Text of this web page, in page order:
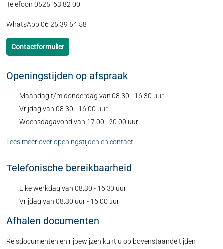
Telefoon 0525 63 82 00
WhatsApp 06 25 39 54 58
Contactformulier
Openingstijden op afspraak
Maandag t/m donderdag van 08.30 - 16.30 uur
Vrijdag van 08.30 - 16.00 uur
Woensdagavond van 17.00 - 20.00 uur
Lees meer over openingstijden en contact
Telefonische bereikbaarheid
Elke werkdag van 08.30 - 16.30 uur
Vrijdag van 08.30 uur - 16.00 uur
Afhalen documenten
Reisdocumenten en rijbewijzen kunt u op bovenstaande tijden